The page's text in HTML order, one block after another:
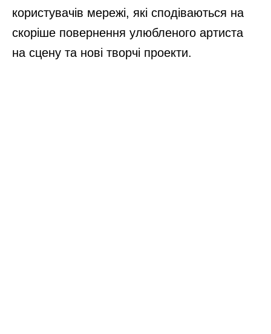
користувачів мережі, які сподіваються на
скоріше повернення улюбленого артиста
на сцену та нові творчі проекти.